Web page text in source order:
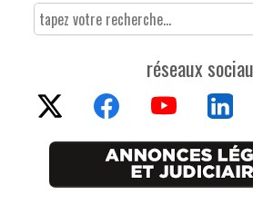
réseaux